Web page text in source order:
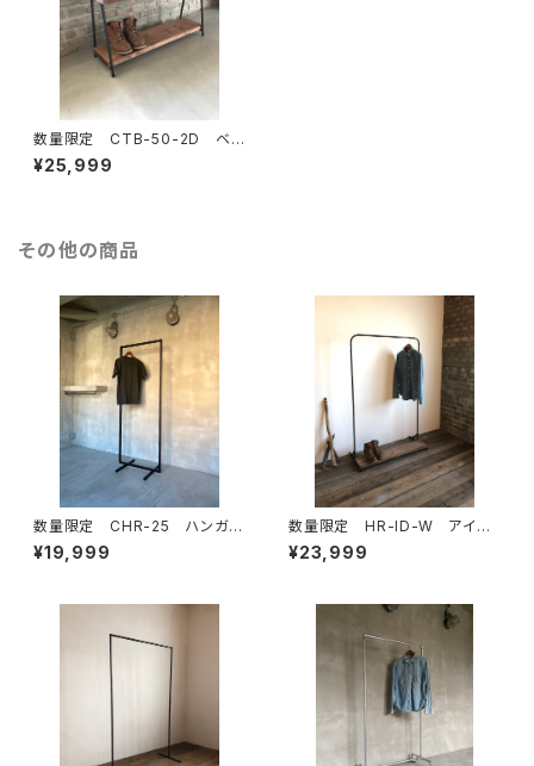
数量限定 CTB-50-2D ベン
チ シューズラック 飾り棚
靴棚 花台 ディスプレイ ア
¥25,999
その他の商品
数量限定 CHR-25 ハンガー
ラック アイアン シンプル イ
ンダストリアル 収納 ラック
¥19,999
数量限定 HR-ID-W アイア
ン ハンガーラック ディスプレ
イラック アイアン家具 木製
¥23,999